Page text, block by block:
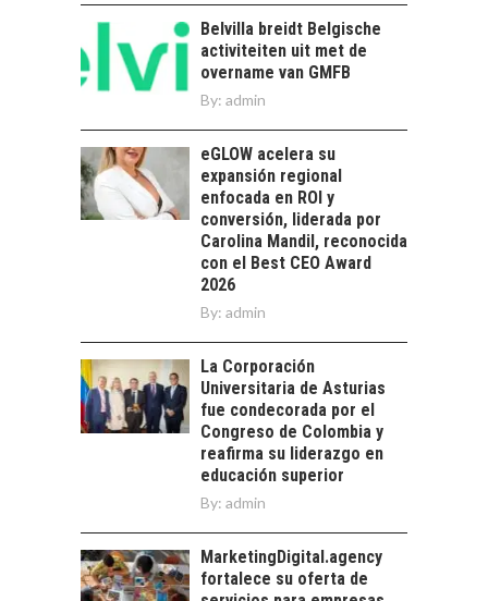
innovación para
startups…
LA
TRANSFORMACIÓN
DE LOS RECURSOS
HUMANOS EN LAS
EMPRESAS
CHILENAS
La transformación
estratégica de los
recursos humanos en
las empresas…
FINANCIAMIENTO
PARA PYMES EN
CHILE:
ALTERNATIVAS MÁS
ALLÁ DEL CRÉDITO
BANCARIO
pymes en Chile:
alternativas que
trascienden el
crédito…
EL CRECIMIENTO DE
LOS SERVICIOS
DIGITALES
EXPORTADOS DESDE
CHILE
El auge de las
exportaciones de
servicios digitales en
Chile:…
TURISMO EN EL
DESIERTO DE
Belvilla breidt Belgische
activiteiten uit met de
overname van GMFB
By: admin
eGLOW acelera su
expansión regional
enfocada en ROI y
conversión, liderada por
Carolina Mandil, reconocida
con el Best CEO Award
2026
By: admin
La Corporación
Universitaria de Asturias
fue condecorada por el
Congreso de Colombia y
reafirma su liderazgo en
educación superior
By: admin
MarketingDigital.agency
fortalece su oferta de